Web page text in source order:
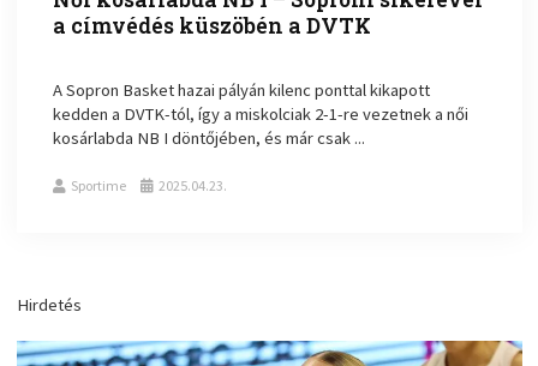
a címvédés küszöbén a DVTK
A Sopron Basket hazai pályán kilenc ponttal kikapott
kedden a DVTK-tól, így a miskolciak 2-1-re vezetnek a női
kosárlabda NB I döntőjében, és már csak ...
Sportime 2025.04.23.
Hirdetés